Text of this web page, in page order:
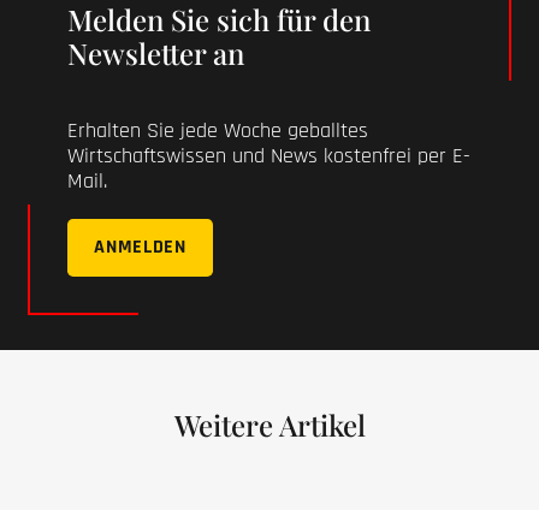
Melden Sie sich für den
Newsletter an
Erhalten Sie jede Woche geballtes
Wirtschaftswissen und News kostenfrei per E-
Mail.
ANMELDEN
Weitere Artikel